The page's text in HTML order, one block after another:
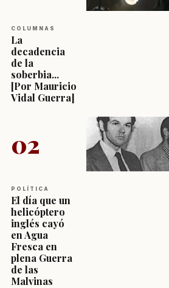
COLUMNAS
La
decadencia
de la
soberbia...
[Por Mauricio
Vidal Guerra]
02
POLÍTICA
El día que un
helicóptero
inglés cayó
en Agua
Fresca en
plena Guerra
de las
Malvinas